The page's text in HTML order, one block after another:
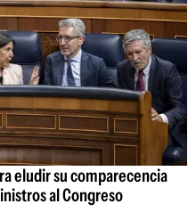
eludir su comparecencia
al Congreso